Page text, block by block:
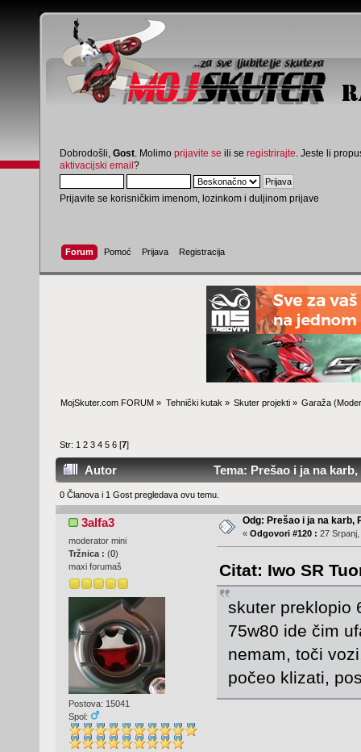
Dobrodošli, Gost . Molimo prijavite se ili se registrirajte . Jeste li
aktivacijski email?
Prijavite se korisničkim imenom, lozinkom i duljinom prijave
Forum Pomoć Prijava Registracija
MojSkuter.com FORUM » Tehnički kutak » Skuter projekti» Garaža
Str: 1 2 3 4 5 6 [7]
Autor Tema: Prešao i ja na
0 Članova i 1 Gost pregledava ovu temu.
3alfa3
moderator mini
Tržnica : (0)
maxi forumaš
Postova: 15041
Spol:
Odg: Prešao i ja na karb,
« Odgovori #120 : 27
Citat: Iwo SR
skuter preklopio
75w80 ide čim
nemam, toči
počeo klizati,